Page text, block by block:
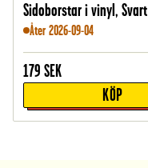
Sidoborstar i vinyl, Svart
Åter 2026-09-04
179 SEK
KÖP